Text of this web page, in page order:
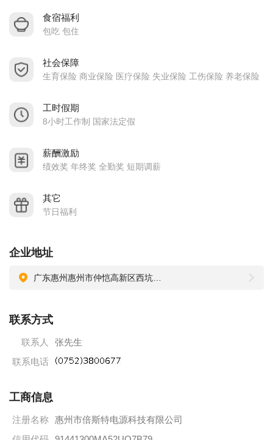
食宿福利
包吃 包住
社会保障
生育保险 商业保险 医疗保险 失业保险 工伤保险 养老保险
工时假期
8小时工作制 国家法定假
薪酬激励
绩效奖 年终奖 全勤奖 短期调薪
其它
节日福利
企业地址
联系方式
联系人
张先生
联系电话
工商信息
注册名称 惠州市倍斯特电源科技有限公司